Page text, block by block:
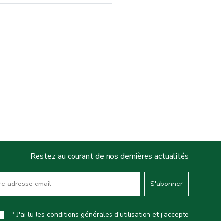
Restez au courant de nos dernières actualités
S'abonner
* J'ai lu les conditions générales d'utilisation et j'accepte